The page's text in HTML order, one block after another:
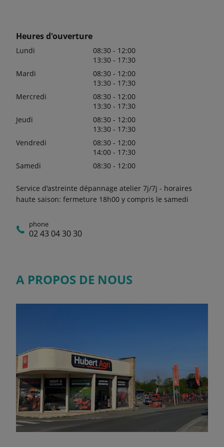
Heures d'ouverture
Lundi
08:30 - 12:00
13:30 - 17:30
Mardi
08:30 - 12:00
13:30 - 17:30
Mercredi
08:30 - 12:00
13:30 - 17:30
Jeudi
08:30 - 12:00
13:30 - 17:30
Vendredi
08:30 - 12:00
14:00 - 17:30
Samedi
08:30 - 12:00
Service d'astreinte dépannage atelier 7j/7j - horaires
haute saison: fermeture 18h00 y compris le samedi
phone
02 43 04 30 30
A PROPOS DE NOUS